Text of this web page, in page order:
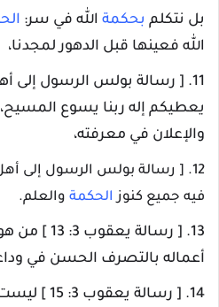
بل نتكلم بحكمة الله في سر:
الله فعينها قبل الدهور لمجدنا،
يعطيكم إله ربنا يسوع المسيح،
والإعلان في معرفته،
فيه جميع كنوز الحكمة والعلم.
13. [ رسالة
أعماله بالتصرف الحسن في
14. [ رسالة يعقوب 3: 15 ] ليست هذه